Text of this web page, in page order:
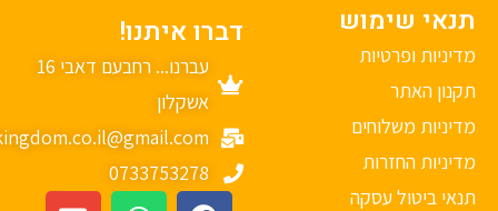
שימוש
ופרטיות
האתר
משלוחים
החזרות
ביטול עסקה
דברו איתנו!
עברנו... רחבעם דאבי 16
אשקלון
mykingdom.co.il@gmail.com
0733753278